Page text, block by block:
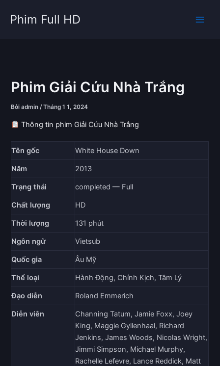
dung
Phim Full HD
Phim Giải Cứu Nhà Trắng
Bởiadmin/Tháng 1 1, 2024
Thông tin phim Giải Cứu Nhà Trắng
Tên gốc White House Down
Năm 2013
Trạng thái completed — Full
Chất lượng HD
Thời lượng 131 phút
Ngôn ngữ Vietsub
Quốc gia Âu Mỹ
Thể loại Hành Động, Chính Kịch, Tâm Lý
Đạo diễn Roland Emmerich
Diễn viên
Channing Tatum, Jamie Foxx, Joey
King, Maggie Gyllenhaal, Richard
Jenkins, James Woods, Nicolas Wright,
Jimmi Simpson, Michael Murphy,
Rachelle Lefevre, Lance Reddick, Matt